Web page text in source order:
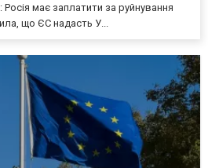
має заплатити за руйнування
що ЄС надасть У...